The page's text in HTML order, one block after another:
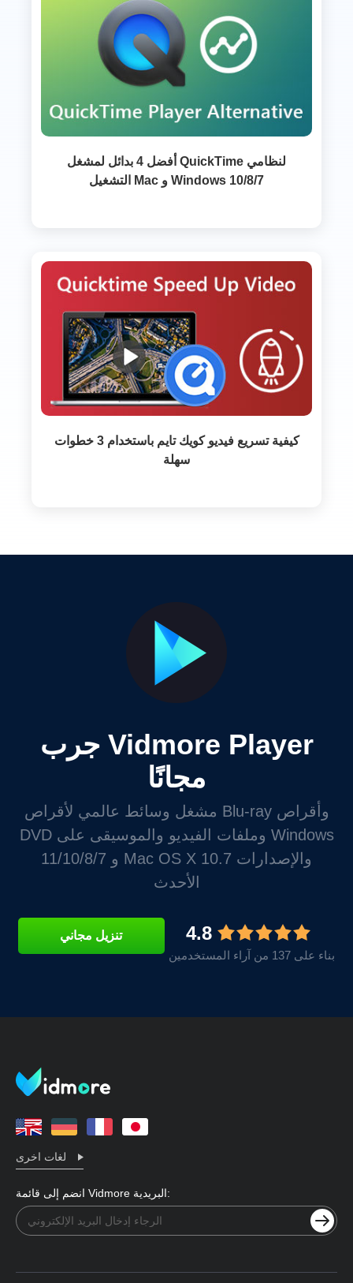
أفضل 4 بدائل لمشغل QuickTime لنظامي
التشغيل Mac و Windows 10/8/7
كيفية تسريع فيديو كويك تايم باستخدام 3 خطوات
سهلة
جرب Vidmore Player
مجانًا
مشغل وسائط عالمي لأقراص Blu-ray وأقراص
DVD وملفات الفيديو والموسيقى على Windows
11/10/8/7 و Mac OS X 10.7 والإصدارات
الأحدث
تنزيل مجاني 4.8
بناء على 137 من آراء المستخدمين
لغات اخرى
انضم إلى قائمة Vidmore البريدية: